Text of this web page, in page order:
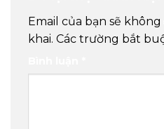
Email của bạn sẽ
khai. Các trường bắt